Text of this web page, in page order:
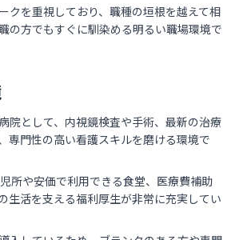
クを重視しており、職種の垣根を越えて相
の方でもすぐに馴染める明るい職場環境で
院として、内視鏡検査や手術、最新の治療
専門性の高い看護スキルを磨ける環境で
所や安価で利用できる食堂、医療費補助
生活を支える福利厚生が非常に充実してい